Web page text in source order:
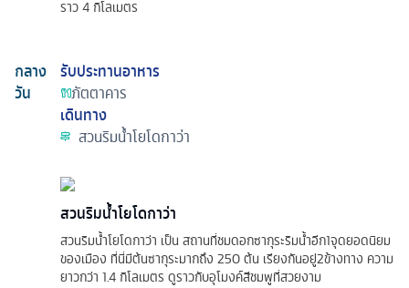
ราว 4 กิโลเมตร
กลาง
วัน
รับประทานอาหาร
ภัตตาคาร
เดินทาง
สวนริมน้ำโยโดกาว่า
สวนริมน้ำโยโดกาว่า
สวนริมน้ำโยโดกาว่า เป็น สถานที่ชมดอกซากุระริมน้ำอีก1จุดยอดนิยม
ของเมือง ที่นี่มีต้นซากุระมากถึง 250 ต้น เรียงกันอยู่2ข้างทาง ความ
ยาวกว่า 1.4 กิโลเมตร ดูราวกับอุโมงค์สีชมพูที่สวยงาม